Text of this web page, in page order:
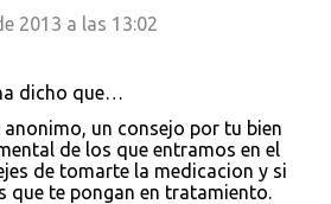
2013 a las 13:02
dicho que…
un consejo por tu bien
de los que entramos en el
de tomarte la medicacion y si
que te pongan en tratamiento.